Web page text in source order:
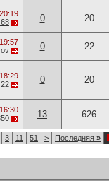
20:19
0 20
19:57
0 22
18:29
0 20
16:30
13 626
3 11 51 > Последняя »